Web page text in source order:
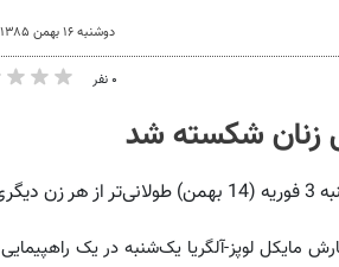
دوشنبه ۱۶ بهمن ۱۳۸۵ - ۲۰:۰۲
۰ نفر
زنان شکسته شد
مایکل لوپز-آلگریا یک‌شنبه در یک